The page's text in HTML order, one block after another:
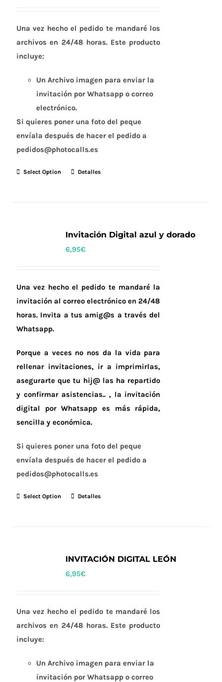
Una vez hecho el pedido te mandaré los
archivos en 24/48 horas. Este producto
incluye:
Un Archivo imagen para enviar la
invitación por Whatsapp o correo
electrónico.
Si quieres poner una foto del peque
envíala después de hacer el pedido a
pedidos@photocalls.es
Select Option Detalles
Invitación Digital azul y dorado
6,95€
Una vez hecho el pedido te mandaré la
invitación al correo electrónico en 24/48
horas. Invita a tus amig@s a través del
Whatsapp.
Porque a veces no nos da la vida para
rellenar invitaciones, ir a imprimirlas,
asegurarte que tu hij@ las ha repartido
y confirmar asistencias.. , la invitación
digital por Whatsapp es más rápida,
sencilla y económica.
Si quieres poner una foto del peque
envíala después de hacer el pedido a
pedidos@photocalls.es
Select Option Detalles
INVITACIÓN DIGITAL LEÓN
6,95€
Una vez hecho el pedido te mandaré los
archivos en 24/48 horas. Este producto
incluye:
Un Archivo imagen para enviar la
invitación por Whatsapp o correo